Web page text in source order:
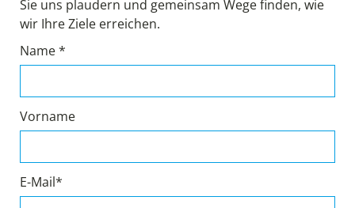
Sie uns plaudern und gemeinsam Wege finden, wie
wir Ihre Ziele erreichen.
Name *
Vorname
E-Mail*